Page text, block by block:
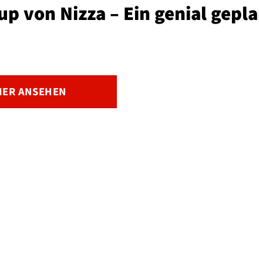
von Nizza – Ein genial
ANSEHEN